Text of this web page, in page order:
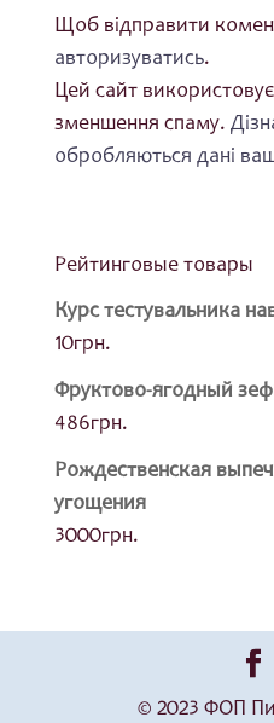
Щоб відправити
авторизуватись.
Цей сайт
зменшення спаму.
обробляються дані
Рейтинговые товары
Курс тестувальника
10грн.
Фруктово-ягодный
486грн.
Рождественская
угощения
3000грн.
© 2023 ФОП